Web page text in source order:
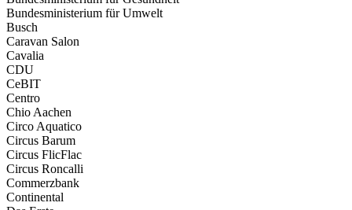
Bundesministerium für Umwelt
Busch
Caravan Salon
Cavalia
CDU
CeBIT
Centro
Chio Aachen
Circo Aquatico
Circus Barum
Circus FlicFlac
Circus Roncalli
Commerzbank
Continental